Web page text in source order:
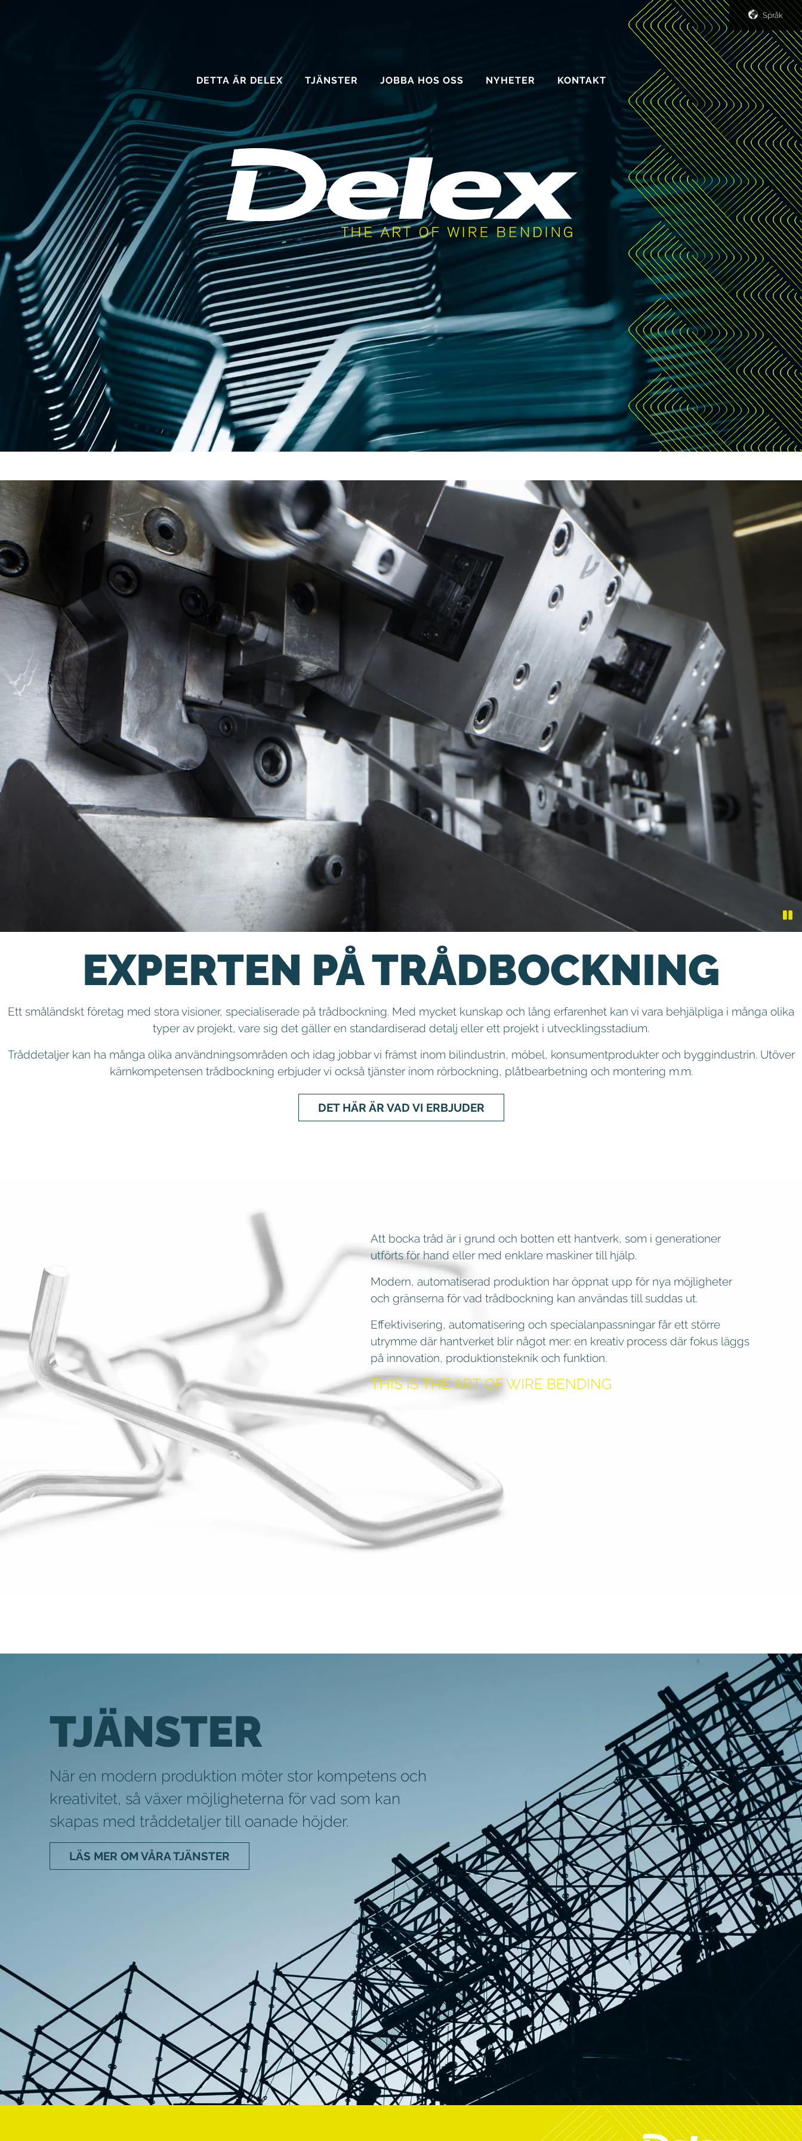
till
DETTA ÄR DELEX TJÄNSTER JOBBA HOS OSS NYHETER KONTAKT
Språk
EXPERTEN PÅ TRÅDBOCKNING
Ett småländskt företag med stora visioner, specialiserade på trådbockning. Med mycket kunskap och lång erfarenhet kan vi vara behjälpliga i många olika
typer av projekt, vare sig det gäller en standardiserad detalj eller ett projekt i utvecklingsstadium.
Tråddetaljer kan ha många olika användningsområden och idag jobbar vi främst inom bilindustrin, möbel, konsumentprodukter och byggindustrin. Utöver
kärnkompetensen trådbockning erbjuder vi också tjänster inom rörbockning, plåtbearbetning och montering m.m.
DET HÄR ÄR VAD VI ERBJUDER
Att bocka tråd är i grund och botten ett hantverk, som i generationer
utförts för hand eller med enklare maskiner till hjälp.
Modern, automatiserad produktion har öppnat upp för nya möjligheter
och gränserna för vad trådbockning kan användas till suddas ut.
Effektivisering, automatisering och specialanpassningar får ett större
utrymme där hantverket blir något mer: en kreativ process där fokus läggs
på innovation, produktionsteknik och funktion.
THIS IS THE ART OF WIRE BENDING
TJÄNSTER
När en modern produktion möter stor kompetens och
kreativitet, så växer möjligheterna för vad som kan
skapas med tråddetaljer till oanade höjder.
LÄS MER OM VÅRA TJÄNSTER